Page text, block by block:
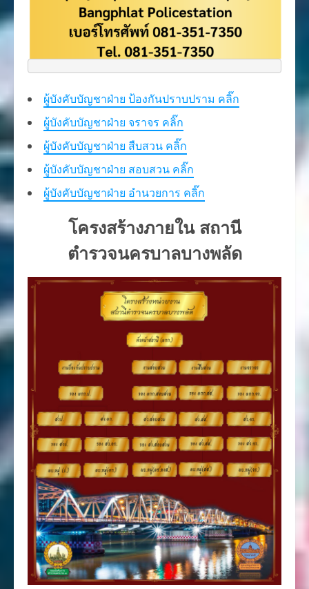
ผู้บังคับบัญชาฝ่าย ป้องกันปราบปราม คลิ๊ก
ผู้บังคับบัญชาฝ่าย จราจร คลิ๊ก
ผู้บังคับบัญชาฝ่าย สืบสวน คลิ๊ก
ผู้บังคับบัญชาฝ่าย สอบสวน คลิ๊ก
ผู้บังคับบัญชาฝ่าย อำนวยการ คลิ๊ก
โครงสร้างภายใน สถานี
ตำรวจนครบาลบางพลัด